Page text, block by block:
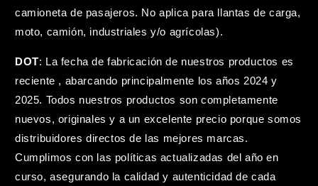
camioneta de pasajeros. No aplica para llantas de carga,
moto, camión, industriales y/o agrícolas).
DOT: La fecha de fabricación de nuestros productos es
reciente , abarcando principalmente los años 2024 y
2025. Todos nuestros productos son completamente
nuevos, originales y a un excelente precio porque somos
distribuidores directos de las mejores marcas.
Cumplimos con las políticas actualizadas del año en
curso, asegurando la calidad y autenticidad de cada